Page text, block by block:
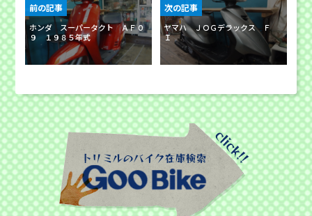
ホンダ スーパータクト ＡＦ０
９ １９８５年式
前の記事
ヤマハ ＪＯＧデラックス Ｆ
Ｉ
次の記事